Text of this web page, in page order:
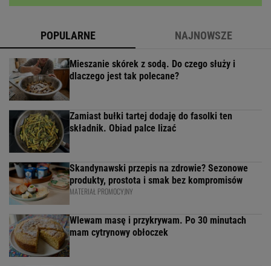
POPULARNE NAJNOWSZE
Mieszanie skórek z sodą. Do czego służy i
dlaczego jest tak polecane?
Zamiast bułki tartej dodaję do fasolki ten
składnik. Obiad palce lizać
Skandynawski przepis na zdrowie? Sezonowe
produkty, prostota i smak bez kompromisów
MATERIAŁ PROMOCYJNY
Wlewam masę i przykrywam. Po 30 minutach
mam cytrynowy obłoczek